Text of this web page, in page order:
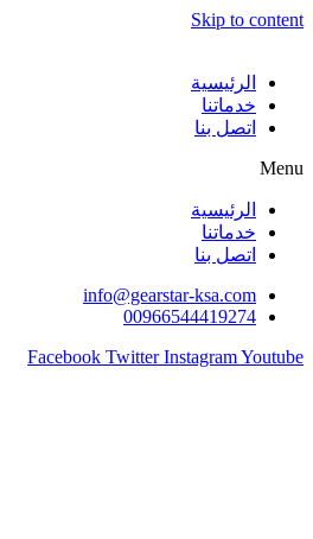
Skip to content
الرئيسية
خدماتنا
اتصل بنا
Menu
الرئيسية
خدماتنا
اتصل بنا
info@gearstar-ksa.com
00966544419274
Facebook Twitter InstagramYoutube